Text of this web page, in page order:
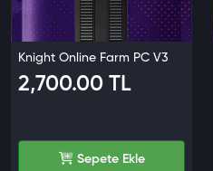
Knight Online Farm PC V3
2,700.00 TL
Sepete Ekle